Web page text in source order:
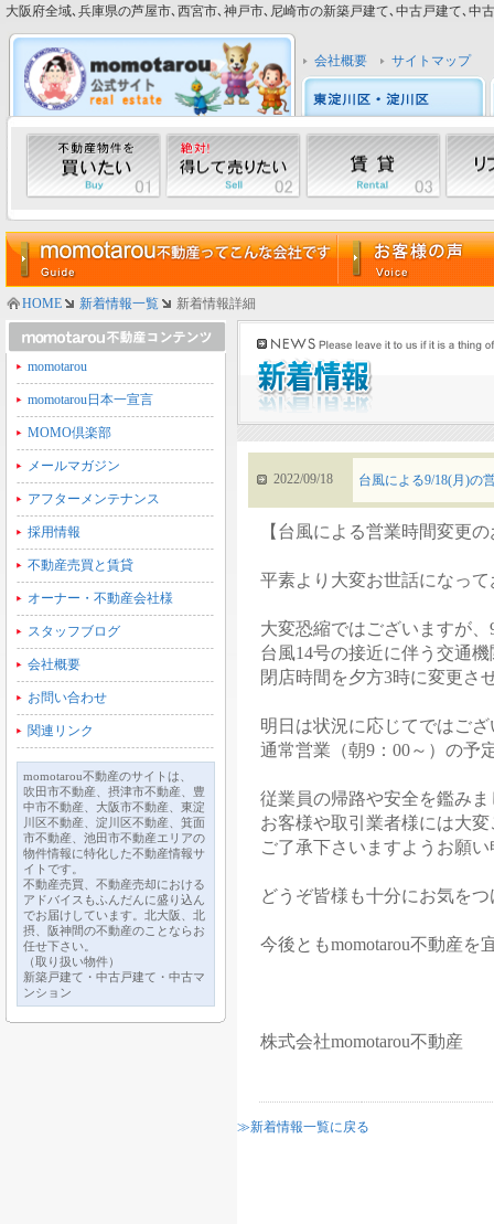
大阪府全域､兵庫県の芦屋市､西宮市､神戸市､尼崎市の新築戸建て､中古戸建て､中
会社概要 サイトマップ
HOME 新着情報一覧 新着情報詳細
momotarou
momotarou日本一宣言
MOMO倶楽部
メールマガジン
アフターメンテナンス
採用情報
不動産売買と賃貸
オーナー・不動産会社様
スタッフブログ
会社概要
お問い合わせ
関連リンク
momotarou不動産のサイトは、
吹田市不動産、摂津市不動産、豊
中市不動産、大阪市不動産、東淀
川区不動産、淀川区不動産、箕面
市不動産、池田市不動産エリアの
物件情報に特化した不動産情報サ
イトです。
不動産売買、不動産売却における
アドバイスもふんだんに盛り込ん
でお届けしています。北大阪、北
摂、阪神間の不動産のことならお
任せ下さい。
（取り扱い物件）
新築戸建て・中古戸建て・中古マ
ンション
2022/09/18 台風による9/18(月)の
【台風による営業時間変更
平素より大変お世話になっ
大変恐縮ではございますが、
台風14号の接近に伴う交通
閉店時間を夕方3時に変更さ
明日は状況に応じてではご
通常営業（朝9：00～）の予
従業員の帰路や安全を鑑み
お客様や取引業者様には大
ご了承下さいますようお願
どうぞ皆様も十分にお気を
今後ともmomotarou不動産を
株式会社momotarou不動産
≫新着情報一覧に戻る